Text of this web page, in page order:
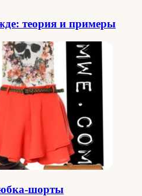
теория и примеры
шорты